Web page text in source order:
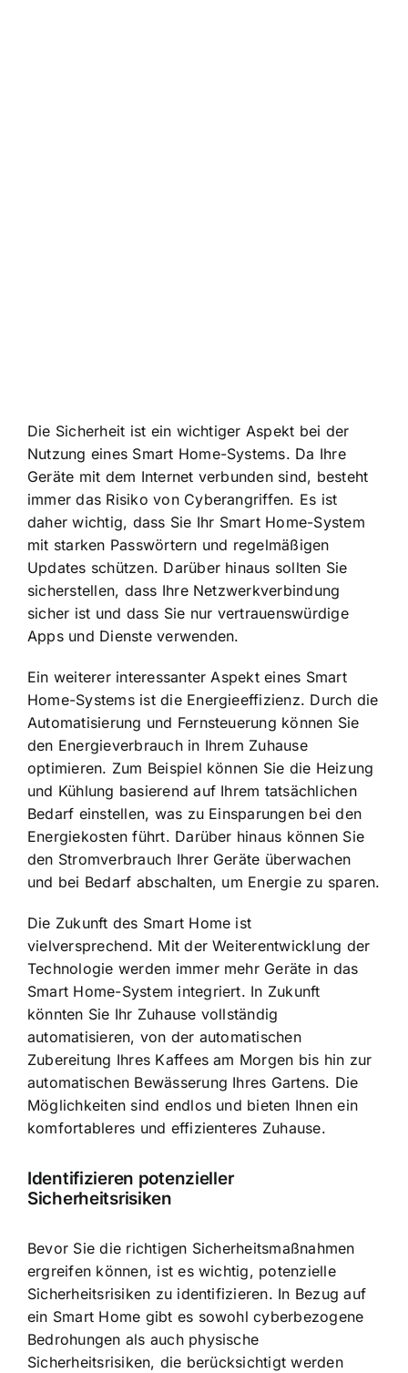
Die Sicherheit ist ein wichtiger Aspekt bei der
Nutzung eines Smart Home-Systems. Da Ihre
Geräte mit dem Internet verbunden sind, besteht
immer das Risiko von Cyberangriffen. Es ist
daher wichtig, dass Sie Ihr Smart Home-System
mit starken Passwörtern und regelmäßigen
Updates schützen. Darüber hinaus sollten Sie
sicherstellen, dass Ihre Netzwerkverbindung
sicher ist und dass Sie nur vertrauenswürdige
Apps und Dienste verwenden.
Ein weiterer interessanter Aspekt eines Smart
Home-Systems ist die Energieeffizienz. Durch die
Automatisierung und Fernsteuerung können Sie
den Energieverbrauch in Ihrem Zuhause
optimieren. Zum Beispiel können Sie die Heizung
und Kühlung basierend auf Ihrem tatsächlichen
Bedarf einstellen, was zu Einsparungen bei den
Energiekosten führt. Darüber hinaus können Sie
den Stromverbrauch Ihrer Geräte überwachen
und bei Bedarf abschalten, um Energie zu sparen.
Die Zukunft des Smart Home ist
vielversprechend. Mit der Weiterentwicklung der
Technologie werden immer mehr Geräte in das
Smart Home-System integriert. In Zukunft
könnten Sie Ihr Zuhause vollständig
automatisieren, von der automatischen
Zubereitung Ihres Kaffees am Morgen bis hin zur
automatischen Bewässerung Ihres Gartens. Die
Möglichkeiten sind endlos und bieten Ihnen ein
komfortableres und effizienteres Zuhause.
Identifizieren potenzieller
Sicherheitsrisiken
Bevor Sie die richtigen Sicherheitsmaßnahmen
ergreifen können, ist es wichtig, potenzielle
Sicherheitsrisiken zu identifizieren. In Bezug auf
ein Smart Home gibt es sowohl cyberbezogene
Bedrohungen als auch physische
Sicherheitsrisiken, die berücksichtigt werden